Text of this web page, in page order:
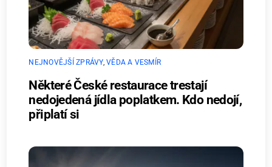
NEJNOVĚJŠÍ ZPRÁVY,VĚDA A VESMÍR
Některé České restaurace trestají
nedojedená jídla poplatkem. Kdo nedojí,
připlatí si